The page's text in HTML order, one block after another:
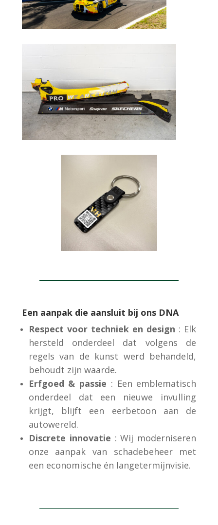
Een aanpak die aansluit bij ons DNA
Respect voor techniek en design : Elk
hersteld onderdeel dat volgens de
regels van de kunst werd behandeld,
behoudt zijn waarde.
Erfgoed & passie : Een emblematisch
onderdeel dat een nieuwe invulling
krijgt, blijft een eerbetoon aan de
autowereld.
Discrete innovatie : Wij moderniseren
onze aanpak van schadebeheer met
een economische én langetermijnvisie.